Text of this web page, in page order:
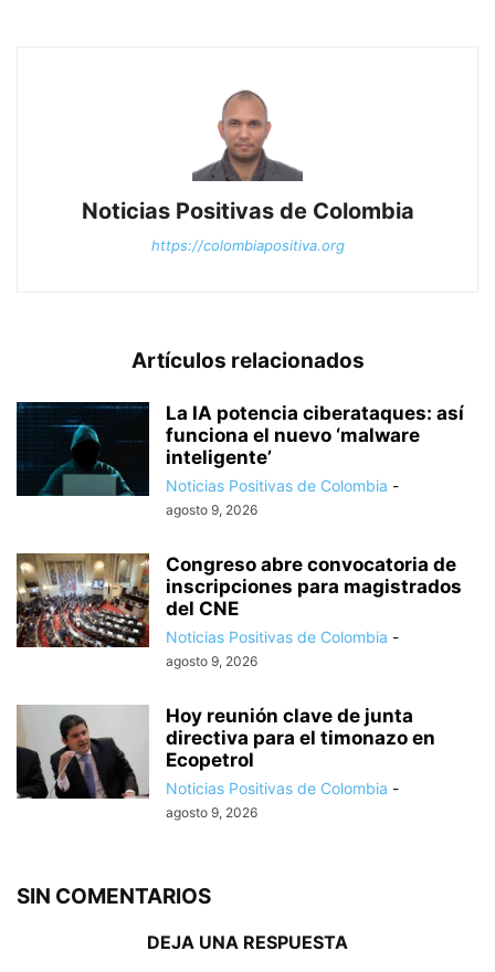
Noticias Positivas de Colombia
https://colombiapositiva.org
Artículos relacionados
La IA potencia ciberataques: así
funciona el nuevo ‘malware
inteligente’
Noticias Positivas de Colombia -
agosto 9, 2026
Congreso abre convocatoria de
inscripciones para magistrados
del CNE
Noticias Positivas de Colombia -
agosto 9, 2026
Hoy reunión clave de junta
directiva para el timonazo en
Ecopetrol
Noticias Positivas de Colombia -
agosto 9, 2026
SIN COMENTARIOS
DEJA UNA RESPUESTA